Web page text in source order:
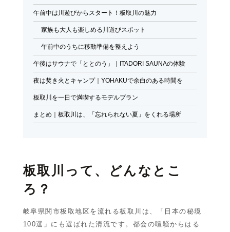
採用情報
午前中は川遊びからスタート！板取川の魅力
家族も大人も楽しめる川遊びスポット
午前中のうちに移動準備を整えよう
午後はサウナで「ととのう」｜ITADORI SAUNAの体験
夜は焚き火とキャンプ｜YOHAKUで余白のある時間を
板取川を一日で満喫するモデルプラン
まとめ｜板取川は、「忘れられない夏」をくれる場所
板取川って、どんなとこ
ろ？
岐阜県関市板取地区を流れる板取川は、「日本の秘境
100選」にも選ばれた清流です。都会の喧騒からはる